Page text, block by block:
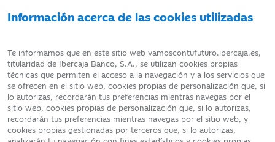
Información acerca de las cookies utilizadas
Te informamos que en este sitio web vamoscontufuturo.ibercaja.es,
titularidad de Ibercaja Banco, S.A., se utilizan cookies propias
técnicas que permiten el acceso a la navegación y a los servicios que
se ofrecen en el sitio web, cookies propias de personalización que, si
lo autorizas, recordarán tus preferencias mientras navegas por el
sitio web, cookies propias de personalización que, si lo autorizas,
recordarán tus preferencias mientras navegas por el sitio web, y
cookies propias gestionadas por terceros que, si lo autorizas,
DATOS PERSONALES POLÍTICA DE COOKIES